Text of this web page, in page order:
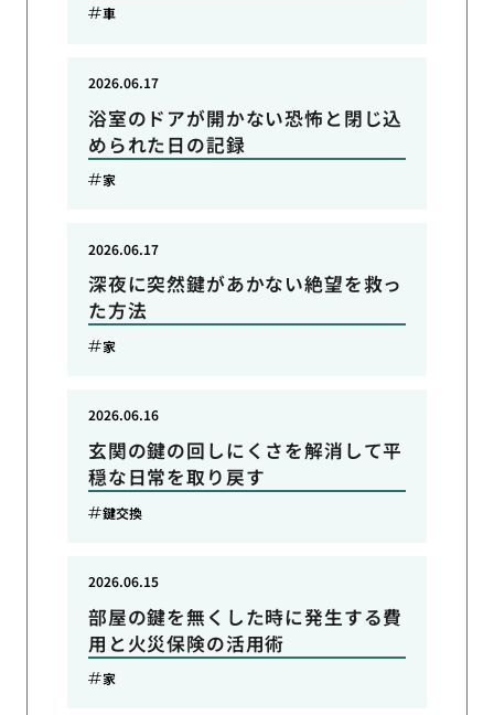
車
浴室のドアが開かない恐怖と閉じ込
められた日の記録
2026.06.17
家
深夜に突然鍵があかない絶望を救っ
た方法
2026.06.17
家
玄関の鍵の回しにくさを解消して平
穏な日常を取り戻す
2026.06.16
鍵交換
部屋の鍵を無くした時に発生する費
用と火災保険の活用術
2026.06.15
家